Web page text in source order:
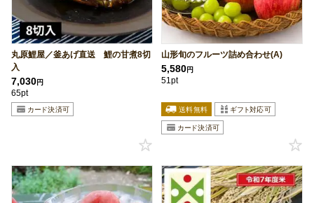
丸原鯉屋／釜あげ直送 鯉の甘煮8切
入
7,030円
65pt
山形旬のフルーツ詰め合わせ(A)
5,580円
51pt